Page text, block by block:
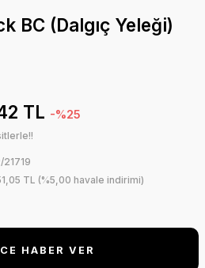
BC (Dalgıç Yeleği)
TL -%25
21719
TL (%5,00 havale indirimi)
HABER VER